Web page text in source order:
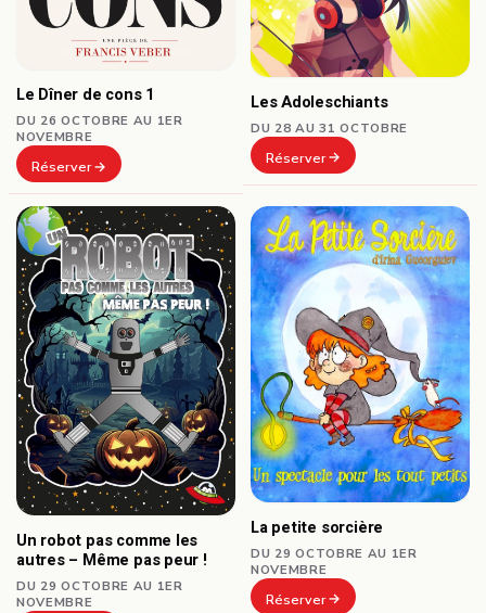
Le Dîner de cons 1
DU 26 OCTOBRE AU 1ER
NOVEMBRE
Réserver
Les Adoleschiants
DU 28 AU 31 OCTOBRE
Réserver
Un robot pas comme les
autres – Même pas peur !
DU 29 OCTOBRE AU 1ER
NOVEMBRE
La petite sorcière
DU 29 OCTOBRE AU 1ER
NOVEMBRE
Réserver